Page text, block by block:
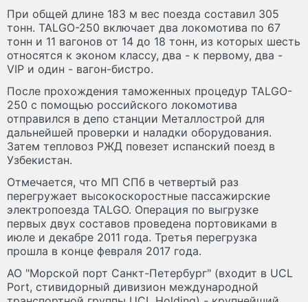
При общей длине 183 м вес поезда составил 305
тонн. TALGO-250 включает два локомотива по 67
тонн и 11 вагонов от 14 до 18 тонн, из которых шесть
относятся к эконом классу, два - к первому, два -
VIP и один - вагон-бистро.
После прохождения таможенных процедур TALGO-
250 с помощью российского локомотива
отправился в депо станции Металлострой для
дальнейшей проверки и наладки оборудования.
Затем тепловоз РЖД повезет испанский поезд в
Узбекистан.
Отмечается, что МП СПб в четвертый раз
перегружает высокоскоростные пассажирские
электропоезда TALGO. Операция по выгрузке
первых двух составов проведена портовиками в
июле и декабре 2011 года. Третья перегрузка
прошла в конце февраля 2017 года.
АО "Морской порт Санкт-Петербург" (входит в UCL
Port, стивидорный дивизион международной